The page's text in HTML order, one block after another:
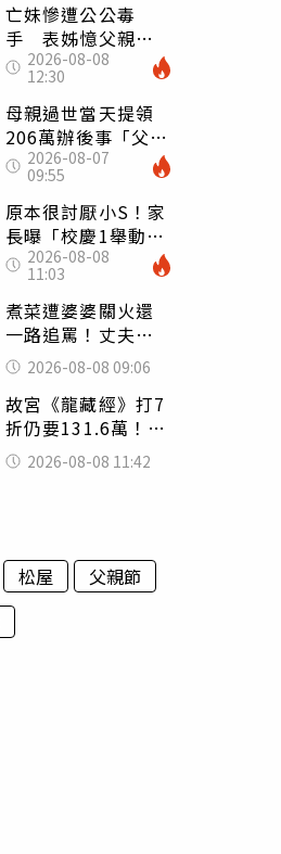
亡妹慘遭公公毒
手 表姊憶父親節
前夕：小舅舅仍到
殯儀館陪她說話
2026-08-08
12:30
母親過世當天提領
206萬辦後事「父子
遭判刑」 律師：
搶錢先下手是罪
2026-08-07
09:55
原本很討厭小S！家
長曝「校慶1舉動」
讓她徹底改觀 網
友洗版認證
2026-08-08
11:03
煮菜遭婆婆關火還
一路追罵！丈夫勸
別計較「媽媽老
了」 人妻超崩
潰：我像台傭
2026-08-08 09:06
故宮《龍藏經》打7
折仍要131.6萬！
店員曝：有人原價
188萬付現購買
2026-08-08 11:42
松屋
父親節